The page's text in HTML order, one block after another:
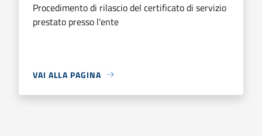
Procedimento di rilascio del certificato di servizio
prestato presso l'ente
VAI ALLA PAGINA